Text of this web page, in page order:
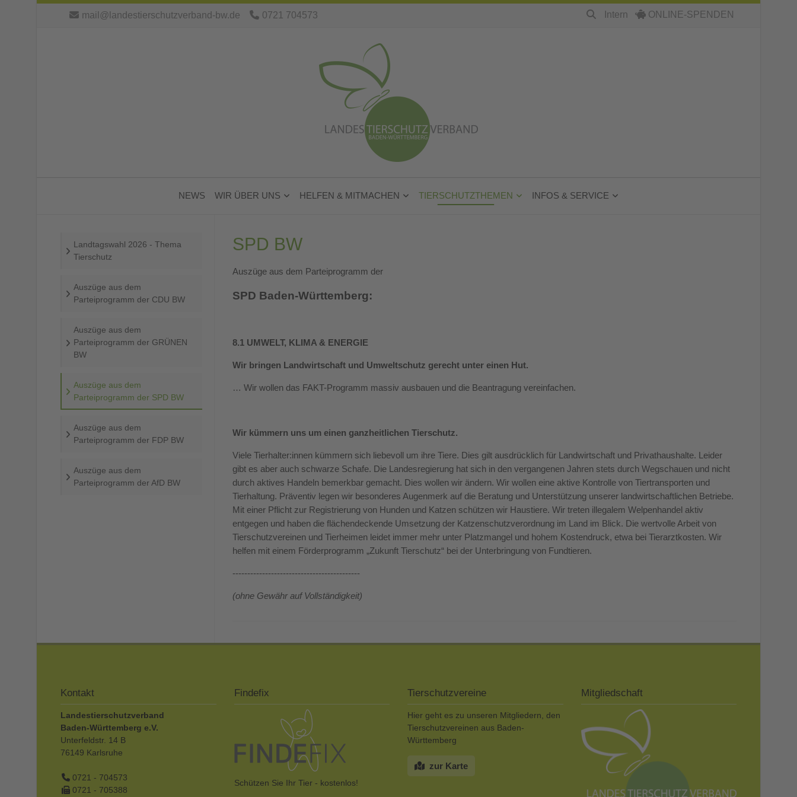
mail@landestierschutzverband-bw.de 0721 704573 Intern ONLINE-SPENDEN
NEWS WIR ÜBER UNS HELFEN & MITMACHEN TIERSCHUTZTHEMEN INFOS & SERVICE
SPD BW
Auszüge aus dem Parteiprogramm der
SPD Baden-Württemberg:
8.1 UMWELT, KLIMA & ENERGIE
Wir bringen Landwirtschaft und Umweltschutz gerecht unter einen Hut.
… Wir wollen das FAKT-Programm massiv ausbauen und die Beantragung vereinfachen.
Wir kümmern uns um einen ganzheitlichen Tierschutz.
Viele Tierhalter:innen kümmern sich liebevoll um ihre Tiere. Dies gilt ausdrücklich für Landwirtschaft und Privathaushalte. Leider
gibt es aber auch schwarze Schafe. Die Landesregierung hat sich in den vergangenen Jahren stets durch Wegschauen und nicht
durch aktives Handeln bemerkbar gemacht. Dies wollen wir ändern. Wir wollen eine aktive Kontrolle von Tiertransporten und
Tierhaltung. Präventiv legen wir besonderes Augenmerk auf die Beratung und Unterstützung unserer landwirtschaftlichen Betriebe.
Mit einer Pflicht zur Registrierung von Hunden und Katzen schützen wir Haustiere. Wir treten illegalem Welpenhandel aktiv
entgegen und haben die flächendeckende Umsetzung der Katzenschutzverordnung im Land im Blick. Die wertvolle Arbeit von
Tierschutzvereinen und Tierheimen leidet immer mehr unter Platzmangel und hohem Kostendruck, etwa bei Tierarztkosten. Wir
helfen mit einem Förderprogramm „Zukunft Tierschutz“ bei der Unterbringung von Fundtieren.
-------------------------------------------
(ohne Gewähr auf Vollständigkeit)
Landtagswahl 2026 - Thema
Tierschutz
Auszüge aus dem
Parteiprogramm der CDU BW
Auszüge aus dem
Parteiprogramm der GRÜNEN
BW
Auszüge aus dem
Parteiprogramm der SPD BW
Auszüge aus dem
Parteiprogramm der FDP BW
Auszüge aus dem
Parteiprogramm der AfD BW
Kontakt
Landestierschutzverband
Baden-Württemberg e.V.
Unterfeldstr. 14 B
76149 Karlsruhe
0721 - 704573
0721 - 705388
Findefix
Schützen Sie Ihr Tier - kostenlos!
Tierschutzvereine
Hier geht es zu unseren Mitgliedern, den
Tierschutzvereinen aus Baden-
Württemberg
zur Karte
Mitgliedschaft